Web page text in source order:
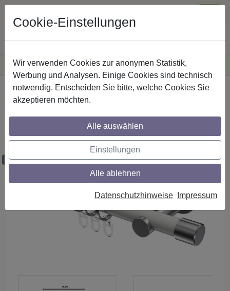
VersandkostenfreieLieferung innerhalb Deutschlands
Sichere Zahlung
Startseite Gardinenstangen Metall
1-läufig, Modell PLATON - Santo Weiß /
Chrom
Maßzuschnitt möglich
Cookie-Einstellungen
Wir verwenden Cookies zur anonymen Statistik,
Werbung und Analysen. Einige Cookies sind technisch
notwendig. Entscheiden Sie bitte, welche Cookies Sie
akzeptieren möchten.
Alle auswählen
Einstellungen
Alle ablehnen
Datenschutzhinweise Impressum